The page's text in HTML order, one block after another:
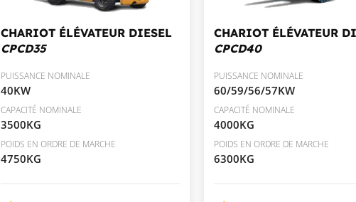
CHARIOT ÉLÉVATEUR DIESEL
CPCD35
PUISSANCE NOMINALE
40KW
CAPACITÉ NOMINALE
3500KG
POIDS EN ORDRE DE MARCHE
4750KG
CHARIOT ÉLÉVATEUR
CPCD40
PUISSANCE NOMINALE
60/59/56/57KW
CAPACITÉ NOMINALE
4000KG
POIDS EN ORDRE DE MARCHE
6300KG